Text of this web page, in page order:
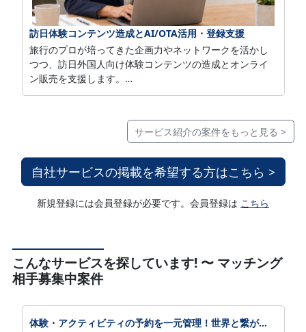
詳細につきましては添付資料をご確認くださいませ。
お申込み、ご質問等ございましたらメールにてお問い合
わせくださいませ。
https://www.zenryo.co.jp/marupay-info/
訪日体験コンテンツ造成とAI/OTA活用・登録支援
旅行のプロが培ってきた企画力やネットワークを活かし
つつ、訪日外国人向け体験コンテンツの造成とオンライ
ン販売を支援します。
FITの最新トレンドや海外OTAの活用方法を学ぶセミナー
況に合わせたサービスを提供いたします。
サービス紹介の案件をもっと見る >
自社サービスの掲載を希望する方はこちら >
新規登録には会員登録が必要です。会員登録は こちら
こんなサービスを探しています! 〜 マッチング
相手募集中案件
体験・アクティビティの予約を一元管理！世界と繋がる「JTB BÓKUN」でタビナカの販路拡大しませんか？